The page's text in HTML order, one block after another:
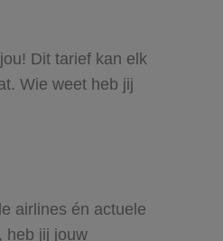
Dit tarief kan elk
Wie weet heb jij
airlines én actuele
heb jij jouw